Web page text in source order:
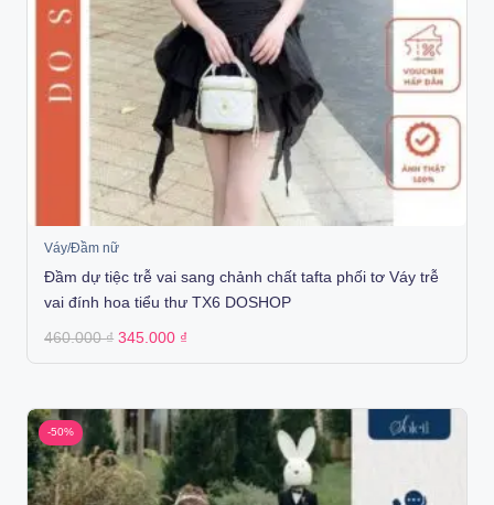
Váy/Đầm nữ
Đầm dự tiệc trễ vai sang chảnh chất tafta phối tơ Váy trễ
vai đính hoa tiểu thư TX6 DOSHOP
460.000₫ Original
was:
345.000 ₫
is:
-50%